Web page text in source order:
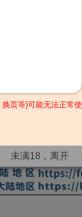
页等)可能无法正常使
未满18，离开